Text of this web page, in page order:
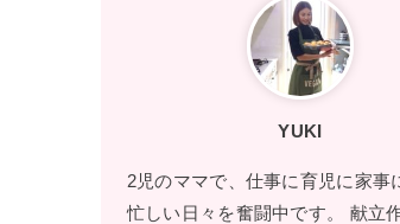
YUKI
2児のママで、仕事に育児に家事
忙しい日々を奮闘中です。 献立